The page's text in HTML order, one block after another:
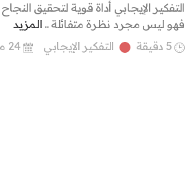
التفكير الإيجابي أداة قوية لتحقيق
فهو ليس مجرد نظرة متفائلة .. المزيد
5 دقيقة
التفكير الإيجابي 24 مايو 2025